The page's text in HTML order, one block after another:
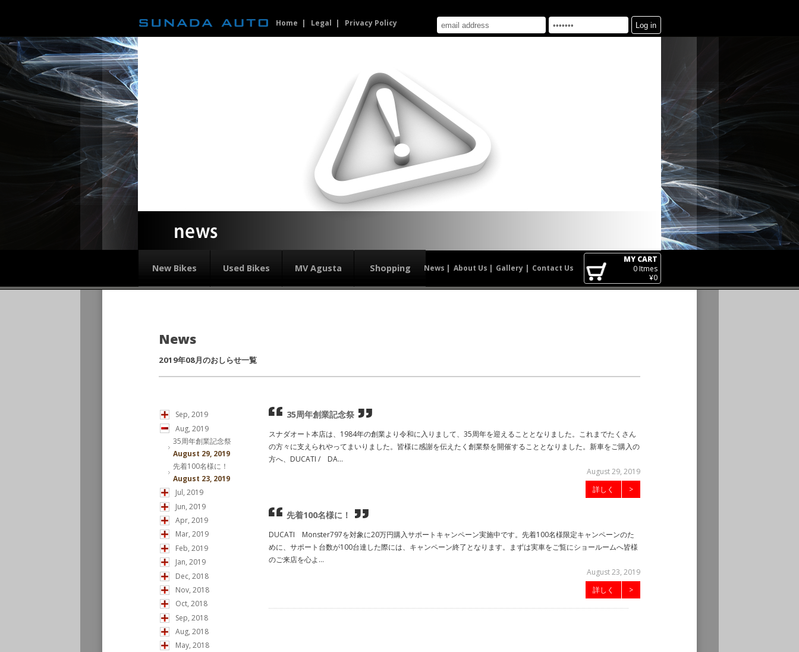
Home Legal Privacy Policy
New Bikes Used Bikes MV Agusta Shopping News About Us Gallery Contact Us
MY CART
0Itmes
¥0
News
2019年08月のおしらせ一覧
Sep, 2019
Aug, 2019
35周年創業記念祭
August 29, 2019
先着100名様に！
August 23, 2019
Jul, 2019
Jun, 2019
Apr, 2019
Mar, 2019
Feb, 2019
Jan, 2019
Dec, 2018
Nov, 2018
Oct, 2018
Sep, 2018
Aug, 2018
May, 2018
35周年創業記念祭
スナダオート本店は、1984年の創業より令和に入りまして、35周年を迎えることとなりました。これまでたくさん
の方々に支えられやってまいりました。皆様に感謝を伝えたく創業祭を開催することとなりました。新車をご購入の
方へ、DUCATI / DA...
August 29, 2019
詳しく
>
先着100名様に！
DUCATI Monster797を対象に20万円購入サポートキャンペーン実施中です。先着100名様限定キャンペーンのた
めに、サポート台数が100台達した際には、キャンペーン終了となります。まずは実車をご覧にショールームへ皆様
のご来店を心よ...
August 23, 2019
詳しく
>